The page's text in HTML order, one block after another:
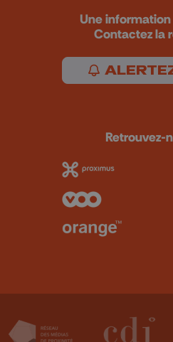
Une
Contactez la
Retrouvez-